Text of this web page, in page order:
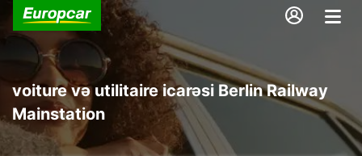
voiture və utilitaire icarəsi Berlin Railway
Mainstation